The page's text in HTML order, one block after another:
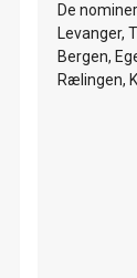
De
Levanger,
Bergen,
Rælingen,